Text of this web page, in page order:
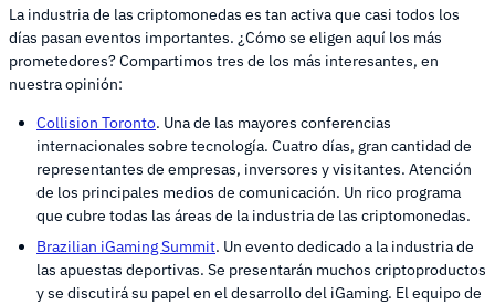
La industria de las criptomonedas es tan activa que casi todos los
días pasan eventos importantes. ¿Cómo se eligen aquí los más
prometedores? Compartimos tres de los más interesantes, en
nuestra opinión:
Collision Toronto. Una de las mayores conferencias
internacionales sobre tecnología. Cuatro días, gran cantidad de
representantes de empresas, inversores y visitantes. Atención
de los principales medios de comunicación. Un rico programa
que cubre todas las áreas de la industria de las criptomonedas.
Brazilian iGaming Summit. Un evento dedicado a la industria de
las apuestas deportivas. Se presentarán muchos criptoproductos
y se discutirá su papel en el desarrollo del iGaming. El equipo de